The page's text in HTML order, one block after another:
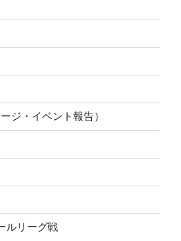
ジ・イベント報告）
ルリーグ戦